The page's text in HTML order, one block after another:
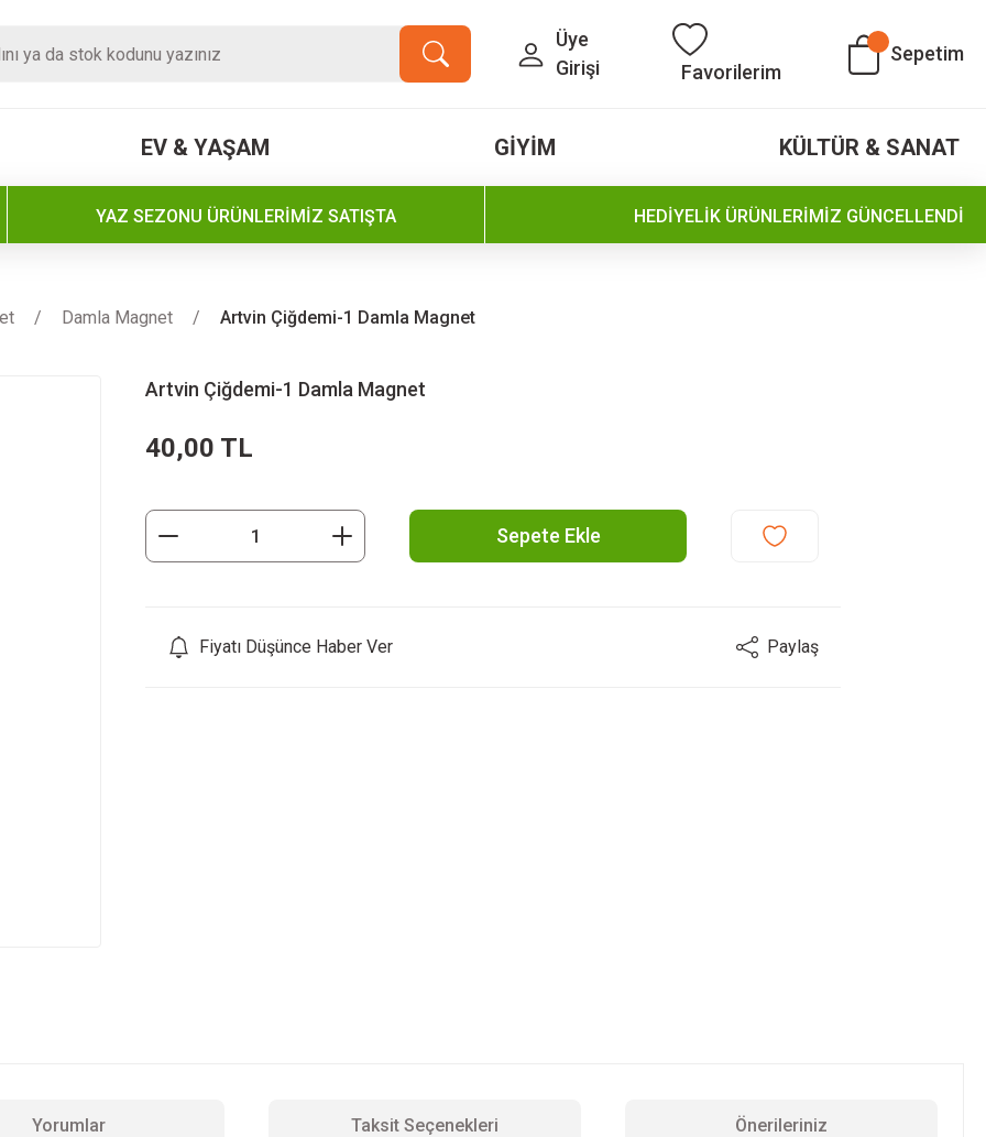
Üye
Girişi
Favorilerim
Sepetim
EV & YAŞAM GİYİM KÜLTÜR & SANAT
YAZ SEZONU ÜRÜNLERİMİZ SATIŞTA HEDİYELİK ÜRÜNLERİMİZ GÜNCELLENDİ
Damla Magnet Artvin Çiğdemi-1 Damla Magnet
Artvin Çiğdemi-1 Damla Magnet
40,00 TL
Sepete Ekle
Fiyatı Düşünce Haber Ver Paylaş
Yorumlar Taksit Seçenekleri Önerileriniz